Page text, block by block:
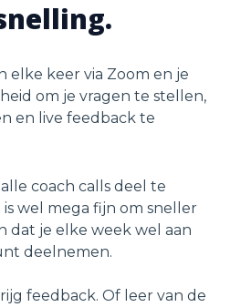
elke keer via Zoom en je
om je vragen te stellen,
en live feedback te
coach calls deel te
wel mega fijn om sneller
dat je elke week wel aan
deelnemen.
feedback. Of leer van de